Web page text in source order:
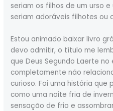
seriam os filhos de um urso
seriam adoráveis filhotes ou
Estou animado baixar livro
devo admitir, o título me
que Deus Segundo Laerte no
completamente não
curioso. Foi uma história que
como uma noite fria de
sensação de frio e